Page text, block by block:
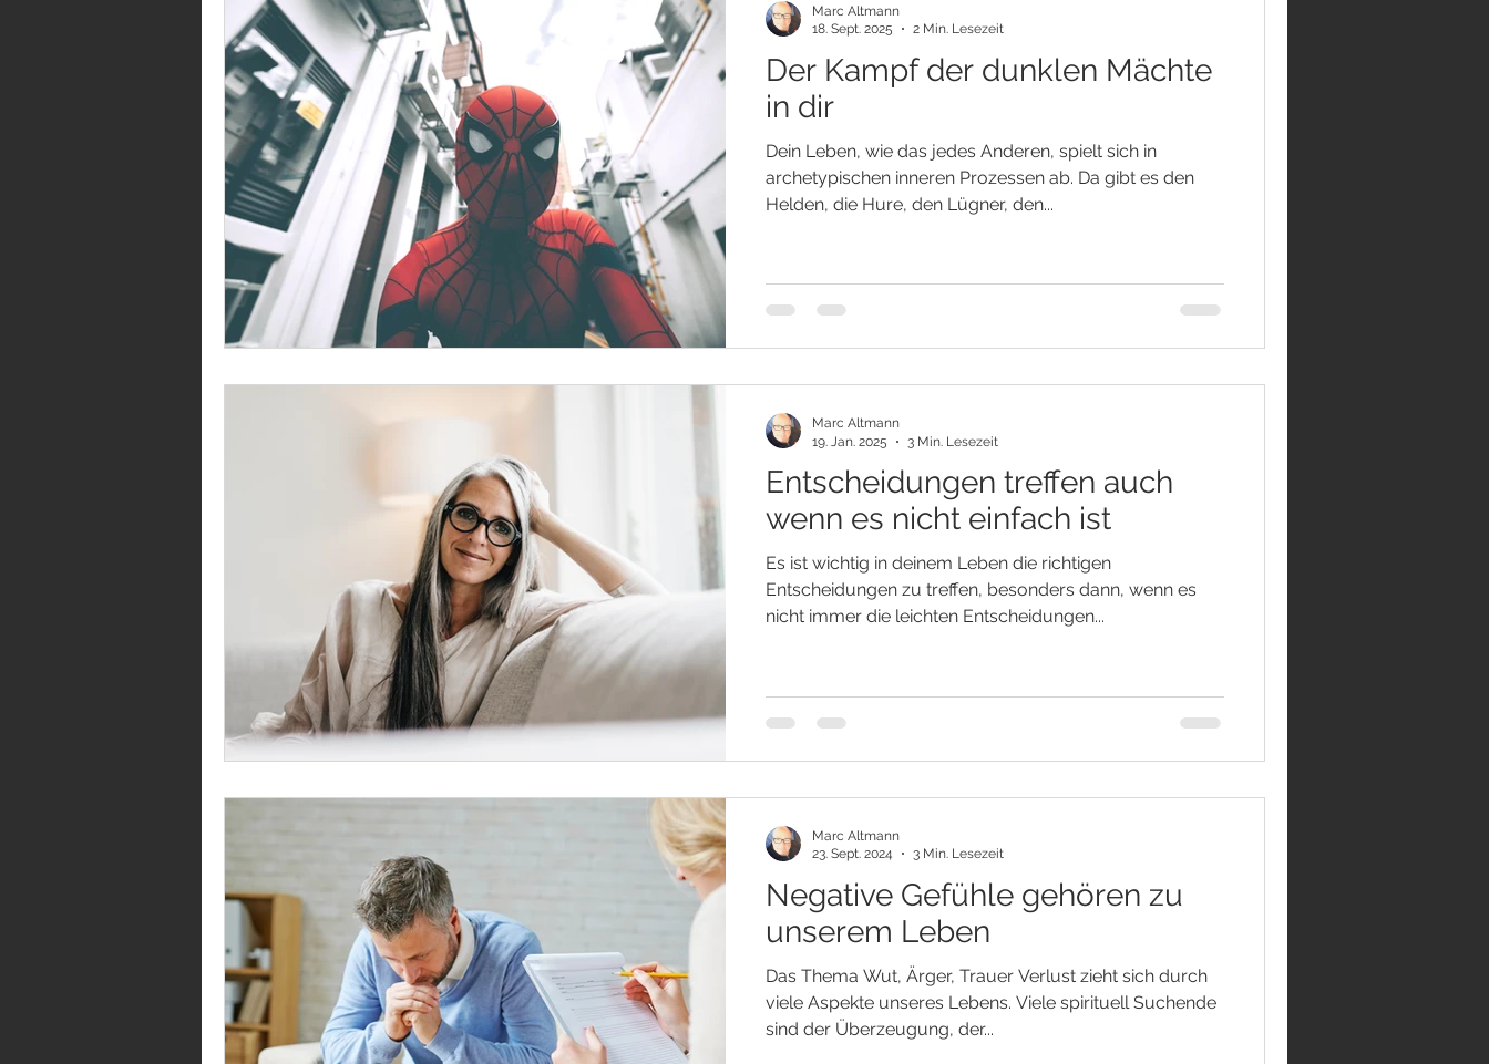
Der Kampf der dunklen Mächte
in dir
Dein Leben, wie das jedes Anderen, spielt sich in
archetypischen inneren Prozessen ab. Da gibt es den
Helden, die Hure, den Lügner, den...
Marc Altmann
18. Sept. 2025
2 Min. Lesezeit
Entscheidungen treffen auch
wenn es nicht einfach ist
Es ist wichtig in deinem Leben die richtigen
Entscheidungen zu treffen, besonders dann, wenn es
nicht immer die leichten Entscheidungen...
Marc Altmann
19. Jan. 2025
3 Min. Lesezeit
Negative Gefühle gehören zu
unserem Leben
Das Thema Wut, Ärger, Trauer Verlust zieht sich durch
viele Aspekte unseres Lebens. Viele spirituell Suchende
sind der Überzeugung, der...
Marc Altmann
23. Sept. 2024
3 Min. Lesezeit